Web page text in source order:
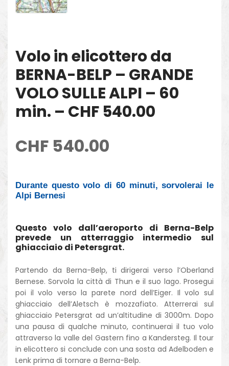
Volo in elicottero da
BERNA-BELP – GRANDE
VOLO SULLE ALPI – 60
min. – CHF 540.00
CHF 540.00
Durante questo volo di 60 minuti, sorvolerai le
Alpi Bernesi
Questo volo dall’aeroporto di Berna-Belp
prevede un atterraggio intermedio sul
ghiacciaio di Petersgrat.
Partendo da Berna-Belp, ti dirigerai verso l’Oberland
Bernese. Sorvola la città di Thun e il suo lago. Prosegui
poi il volo verso la parete nord dell’Eiger. Il volo sul
ghiacciaio dell’Aletsch è mozzafiato. Atterrerai sul
ghiacciaio Petersgrat ad un’altitudine di 3000m. Dopo
una pausa di qualche minuto, continuerai il tuo volo
attraverso la valle del Gastern fino a Kandersteg. Il tour
in elicottero si conclude con una sosta ad Adelboden e
Lenk prima di tornare a Berna-Belp.